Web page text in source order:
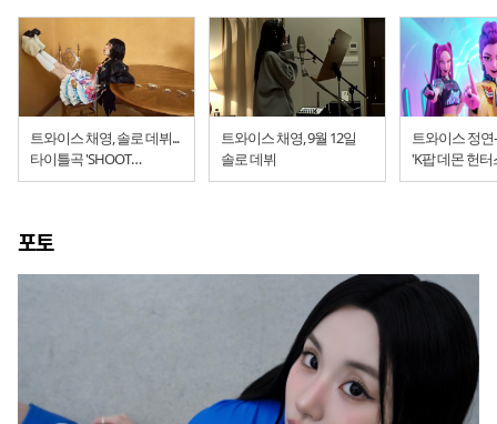
트와이스 채영, 솔로 데뷔...
타이틀곡 'SHOOT
(Firecracker)'
트와이스 채영, 9월 12일
솔로 데뷔
트와이스 정
'K팝 데몬 헌터
사운드트랙
포토